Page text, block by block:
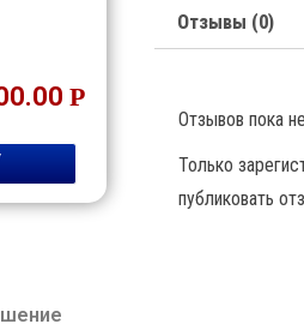
Р
Отзывы (0)
Отзывов пока
Только
публиковать